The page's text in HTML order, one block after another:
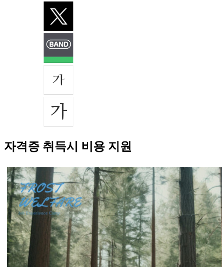
자격증 취득시 비용 지원